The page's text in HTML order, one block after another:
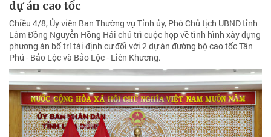
dự án cao tốc
Chiều 4/8, Ủy viên Ban Thường vụ Tỉnh ủy, Phó Chủ tịch UBND tỉnh
Lâm Đồng Nguyễn Hồng Hải chủ trì cuộc họp về tình hình xây dựng
phương án bố trí tái định cư đối với 2 dự án đường bộ cao tốc Tân
Phú - Bảo Lộc và Bảo Lộc - Liên Khương.